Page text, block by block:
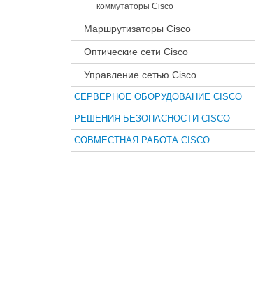
коммутаторы Cisco
Маршрутизаторы Cisco
Оптические сети Cisco
Управление сетью Cisco
СЕРВЕРНОЕ ОБОРУДОВАНИЕ CISCO
РЕШЕНИЯ БЕЗОПАСНОСТИ CISCO
СОВМЕСТНАЯ РАБОТА CISCO